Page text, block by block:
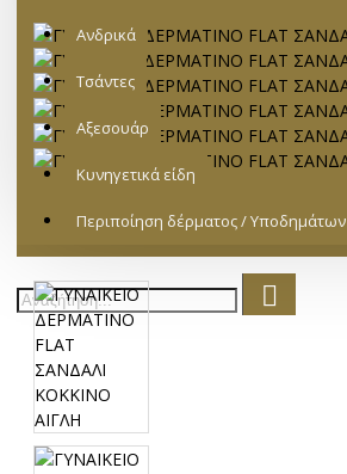
Ανδρικά
Τσάντες
Αξεσουάρ
Κυνηγετικά είδη
Περιποίηση δέρματος / Υποδημάτων